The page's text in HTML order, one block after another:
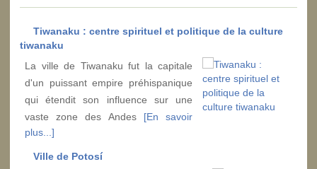
Tiwanaku : centre spirituel et politique de la culture
tiwanaku
La ville de Tiwanaku fut la capitale
d'un puissant empire préhispanique
qui étendit son influence sur une
vaste zone des Andes [En savoir
plus...]
Ville de Potosí